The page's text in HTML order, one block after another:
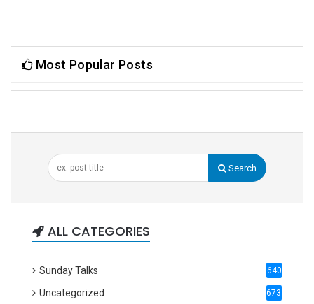
Most Popular Posts
Search
ALL CATEGORIES
Sunday Talks 640
Uncategorized 6738